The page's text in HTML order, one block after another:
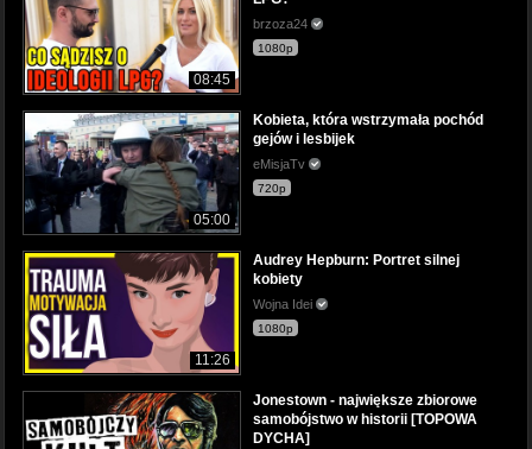
08:45
brzoza24
1080p
05:00
Kobieta, która wstrzymała pochód
gejów i lesbijek
eMisjaTv
720p
11:26
Audrey Hepburn: Portret silnej
kobiety
Wojna Idei
1080p
Jonestown - największe zbiorowe
samobójstwo w historii [TOPOWA
DYCHA]